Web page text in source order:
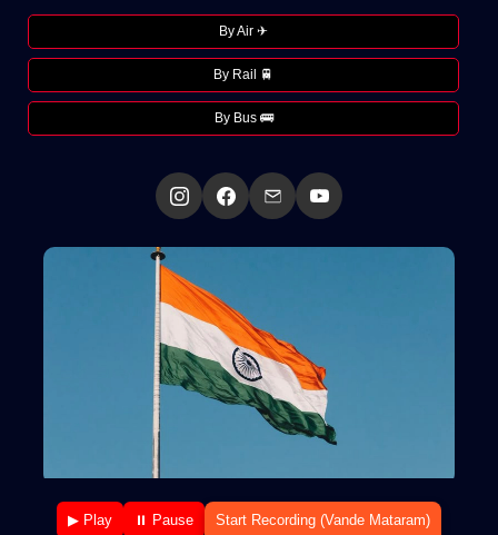
By Air ✈
By Rail 🚆
By Bus 🚌
▶ Play ⏸ Pause Start Recording (Vande Mataram)